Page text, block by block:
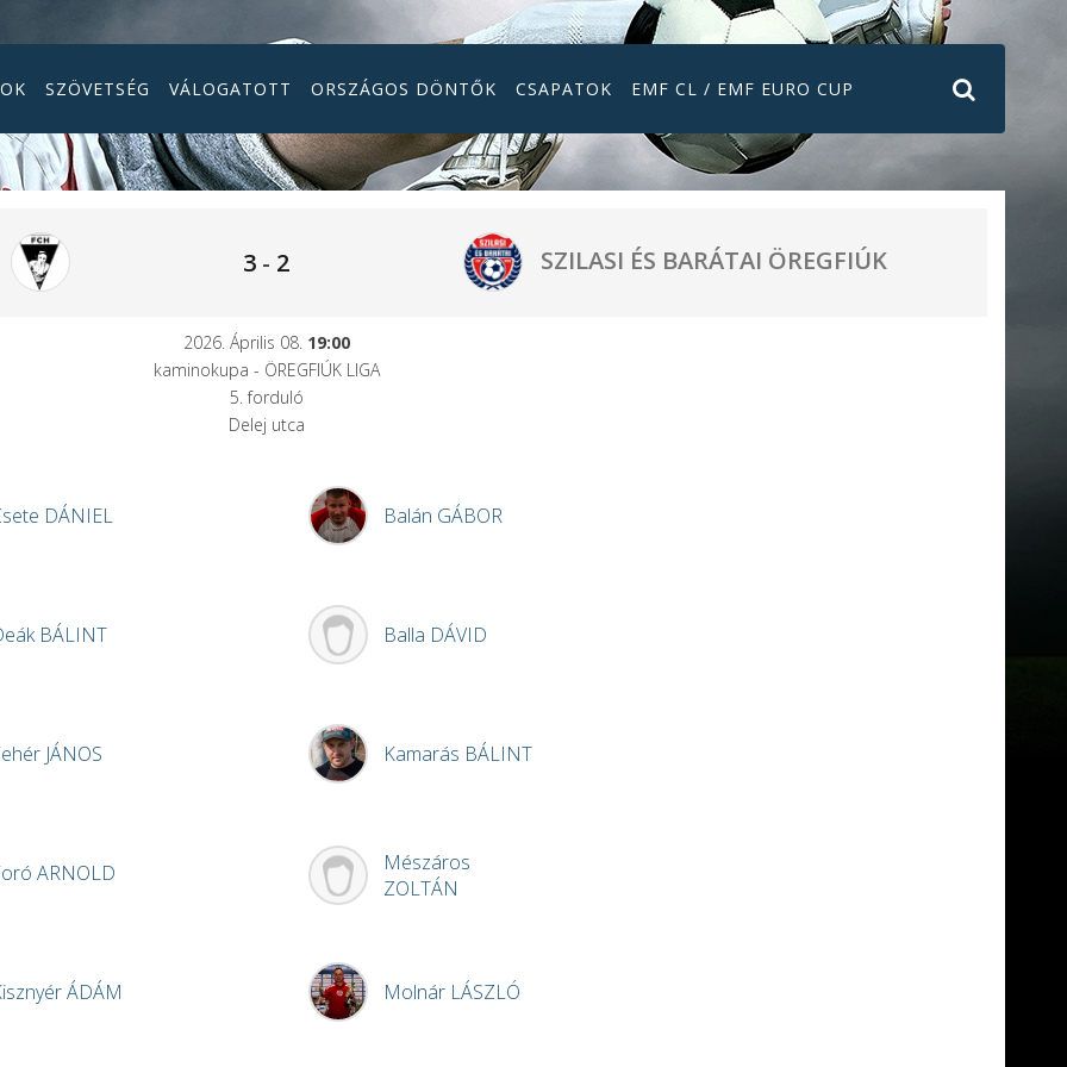
SZÖVETSÉG VÁLOGATOTT ORSZÁGOS DÖNTŐK CSAPATOK EMF CL / EMF EURO CUP
3 - 2 SZILASI ÉS BARÁTAI ÖREGFIÚK
2026. Április 08. 19:00
kaminokupa - ÖREGFIÚK LIGA
5. forduló
Delej utca
DÁNIEL
BÁLINT
JÁNOS
ARNOLD
ÁDÁM
Balán GÁBOR
Balla DÁVID
Kamarás BÁLINT
Mészáros
ZOLTÁN
Molnár LÁSZLÓ